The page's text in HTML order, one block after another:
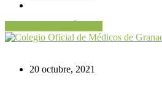
20 octubre, 2021